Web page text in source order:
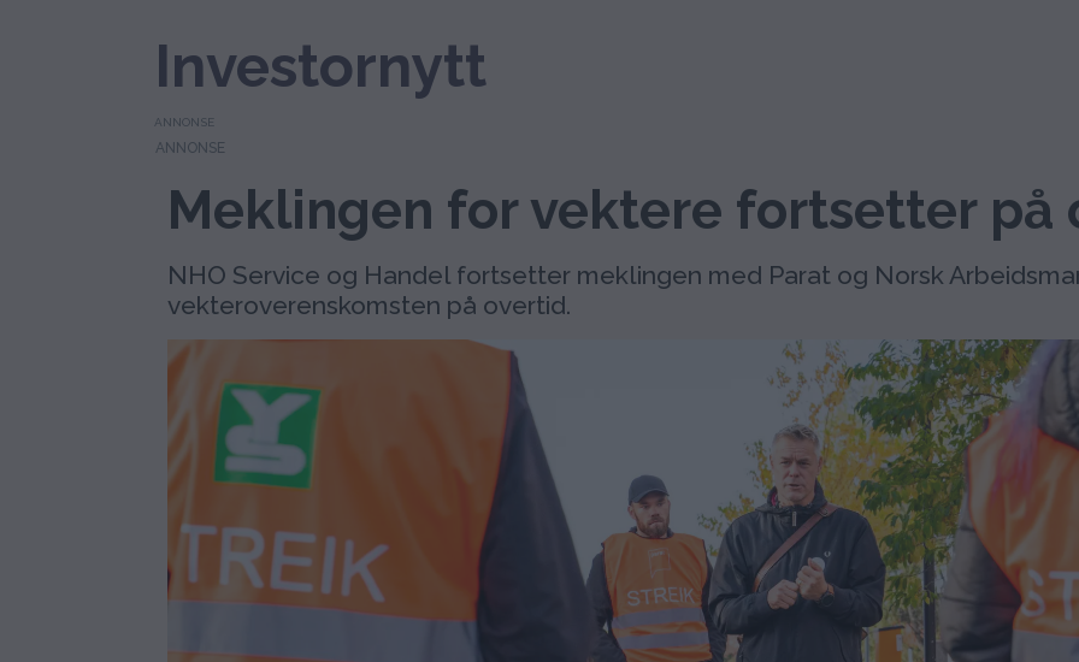
Investornytt
ANNONSE
Meklingen for vektere fortsetter på
NHO Service og Handel fortsetter meklingen med Parat og Norsk
vekteroverenskomsten på overtid.